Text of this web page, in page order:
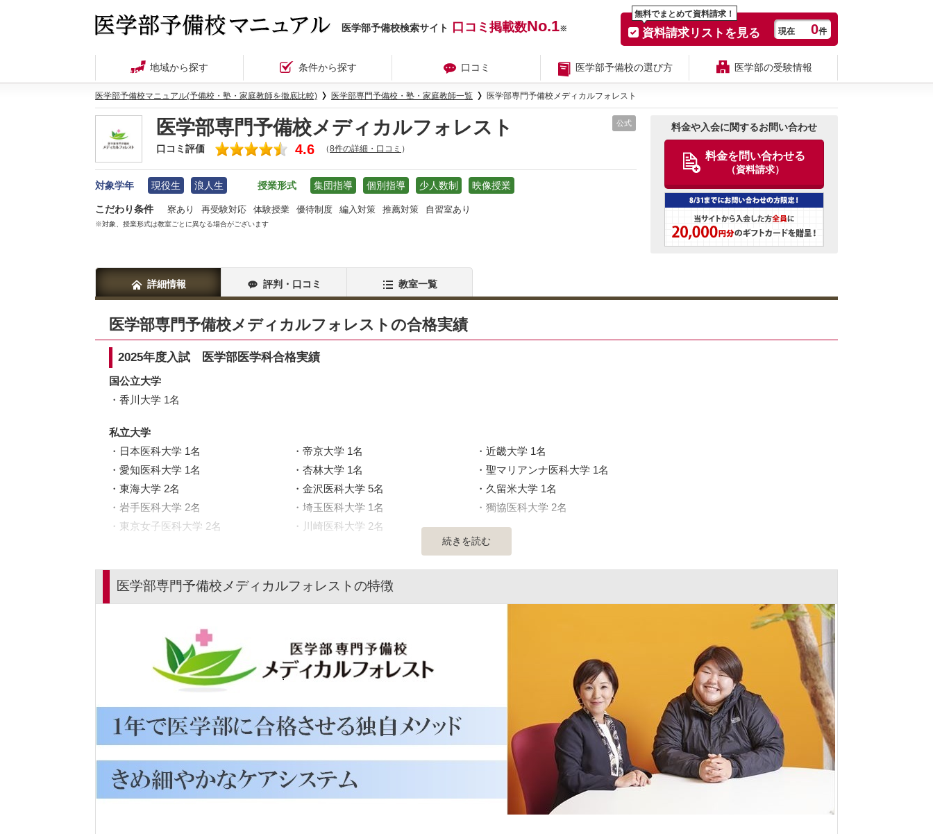
医学部予備校検索サイト 口コミ掲載数No.1※
無料でまとめて資料請求！
資料請求リストを見る 現在 0件
地域から探す 条件から探す 口コミ 医学部予備校の選び方 医学部の受験情報
医学部予備校マニュアル(予備校・塾・家庭教師を徹底比較) 医学部専門予備校・塾・家庭教師一覧 医学部専門予備校メディカルフォレスト
医学部専門予備校メディカルフォレスト
口コミ評価 4.6 （8件の詳細・口コミ ）
公式
対象学年 現役生 浪人生 授業形式 集団指導 個別指導 少人数制 映像授業
こだわり条件 寮あり 再受験対応 体験授業 優待制度 編入対策 推薦対策 自習室あり
※対象、授業形式は教室ごとに異なる場合がございます
料金や入会に関するお問い合わせ
料金を問い合わせる
（資料請求）
詳細情報 評判・口コミ 教室一覧
医学部専門予備校メディカルフォレストの合格実績
2025年度入試 医学部医学科合格実績
国公立大学
香川大学 1名
私立大学
日本医科大学 1名
帝京大学 1名
近畿大学 1名
愛知医科大学 1名
杏林大学 1名
聖マリアンナ医科大学 1名
東海大学 2名
金沢医科大学 5名
久留米大学 1名
岩手医科大学 2名
埼玉医科大学 1名
獨協医科大学 2名
東京女子医科大学 2名
川崎医科大学 2名
続きを読む
医学部専門予備校メディカルフォレストの特徴